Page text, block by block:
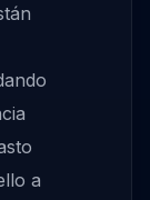
a